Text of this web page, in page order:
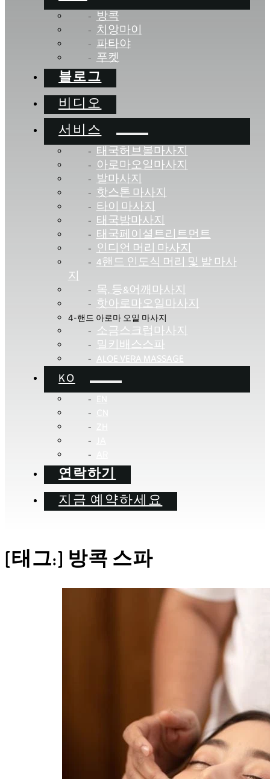
방콕
치앙마이
파타야
푸켓
블로그
비디오
서비스
태국허브볼마사지
아로마오일마사지
발마사지
핫스톤 마사지
타이 마사지
태국밤마사지
태국페이셜트리트먼트
인디언 머리 마사지
4핸드 인도식 머리 및 발 마사
지
목, 등&어깨마사지
핫아로마오일마사지
4-핸드 아로마 오일 마사지
소금스크럽마사지
밀키배스스파
ALOE VERA MASSAGE
KO
EN
연락하기
지금 예약하세요
[태그:] 방콕 스파